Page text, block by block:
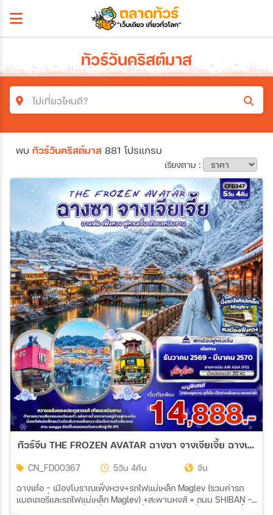
ทัวร์วันคริสต์มาส
ไปเที่ยวไหนดี?
โซน
ประเทศ
เมือง
สายการบิน
ตั้งแต่วันที่
ถึงวันที่
เฉพาะเดือน
พบ ทัวร์วันคริสต์มาส 881 โปรแกรม
เรียงตาม :
ทัวร์จีน THE FROZEN AVATAR ฉางซา จางเจียเจี้ย ฉางเต๋อ เฟิ่งหวง ฟูหรงเจิ้น เทียนเหมินซาน 5วัน 4คืน (FD)
CN_FD00367 5วัน 4คืน
จีน
ฉางเต๋อ - เมืองโบราณเฟิ่งหวง+รถไฟแม่เหล็ก Maglev (รวมค่ารถ
แบตเตอรี่และรถไฟแม่เหล็ก Maglev) +สะพานหงส์ + ถนน SHIBAN -